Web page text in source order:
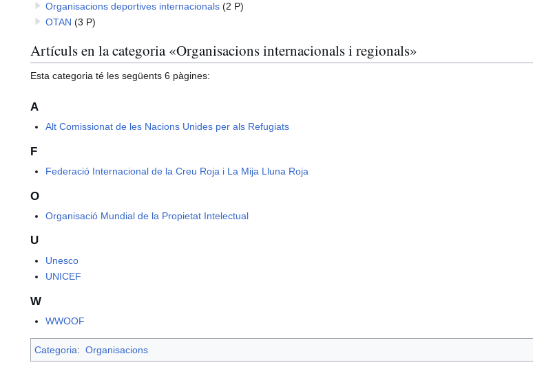
Organisacions deportives internacionals (2 P)
OTAN (3 P)
Artículs en la categoria «Organisacions internacionals i regionals»
Esta categoria té les següents 6 pàgines:
A
Alt Comissionat de les Nacions Unides per als Refugiats
F
Federació Internacional de la Creu Roja i La Mija Lluna Roja
O
Organisació Mundial de la Propietat Intelectual
U
Unesco
UNICEF
W
WWOOF
Categoria: Organisacions